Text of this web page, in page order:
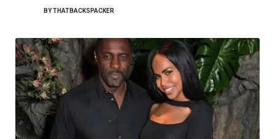
BYTHATBACKSPACKER